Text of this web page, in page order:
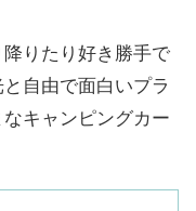
りたり好き勝手で
自由で面白いプラ
キャンピングカー